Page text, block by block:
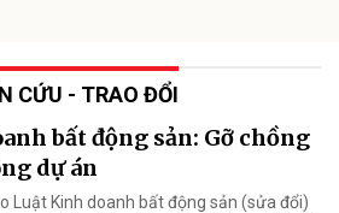
CỨU - TRAO ĐỔI
bất động sản: Gỡ chồng
dự án
Luật Kinh doanh bất động sản (sửa đổi)